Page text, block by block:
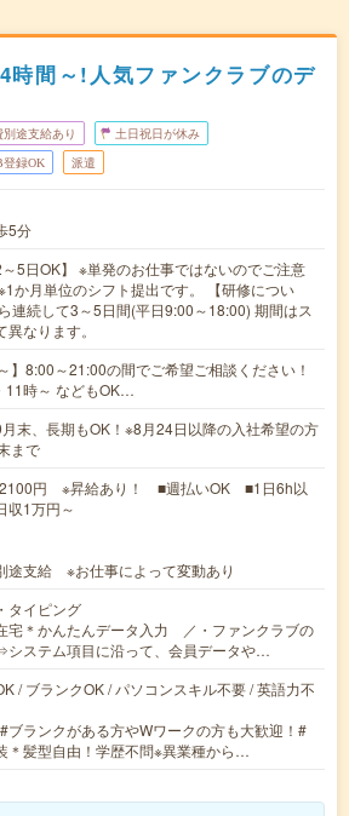
時間～!人気ファンクラブのデ
別途支給あり 土日祝日が休み
登録OK 派遣
5分
5日OK】 ※単発のお仕事ではないのでご注意
か月単位のシフト提出です。 【研修につい
連続して3～5日間(平日9:00～18:00) 期間はス
なります。
】8:00～21:00の間でご希望ご相談ください！
11時～ などもOK…
末、長期もOK！※8月24日以降の入社希望の方
まで
円 ※昇給あり！ ■週払いOK ■1日6h以
収1万円～
途支給 ※お仕事によって変動あり
タイピング
＊かんたんデータ入力 ／・ファンクラブの
ステム項目に沿って、会員データや…
/ ブランクOK / パソコンスキル不要 / 英語力不
ブランクがある方やWワークの方も大歓迎！#
＊髪型自由！学歴不問※異業種から…